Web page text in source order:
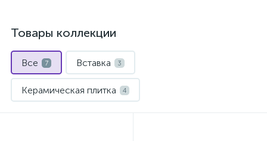
Товары коллекции
Все 7 Вставка 3
Керамическая плитка 4